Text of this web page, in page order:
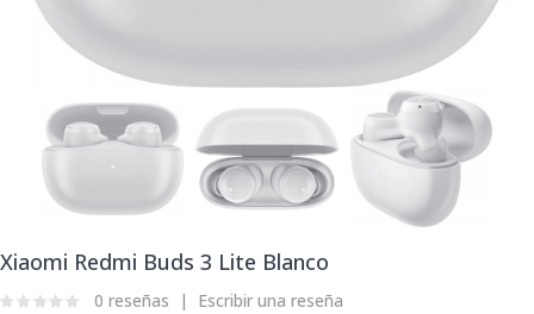
Xiaomi Redmi Buds 3 Lite Blanco
0 reseñas Escribir una reseña